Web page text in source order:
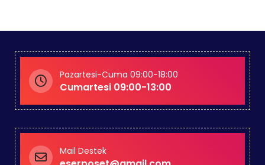
Pazartesi-Cuma 09:00-18:00
Cumartesi 09:00-13:00
Mail Destek